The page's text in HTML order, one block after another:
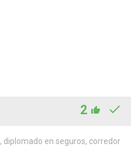
2
, diplomado en seguros, corredor